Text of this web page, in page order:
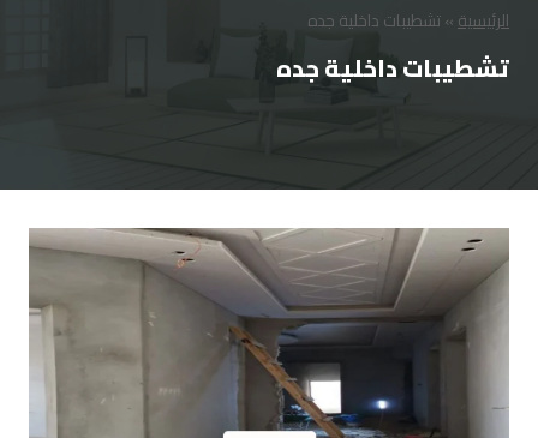
الرئيسية»تشطيبات داخلية جده
تشطيبات داخلية جده